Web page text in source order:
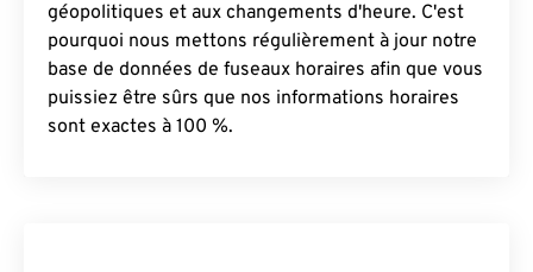
géopolitiques et aux changements d'heure. C'est
pourquoi nous mettons régulièrement à jour notre
base de données de fuseaux horaires afin que vous
puissiez être sûrs que nos informations horaires
sont exactes à 100 %.